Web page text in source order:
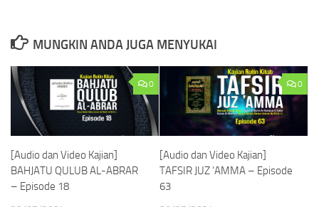
MUNGKIN ANDA JUGA MENYUKAI
0
[Audio dan Video Kajian]
BAHJATU QULUB AL-ABRAR
– Episode 18
0
[Audio dan Video Kajian]
TAFSIR JUZ ‘AMMA – Episode
63